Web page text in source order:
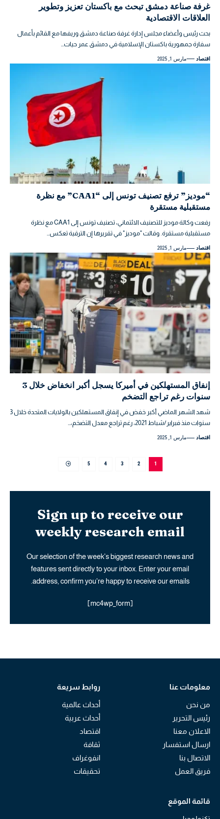
Sign up to receive our
weekly research email
Our selection of the week's biggest research news and
features sent directly to your inbox. Enter your email
address, confirm you're happy to receive our emails.
[mc4wp_form]
غرفة صناعة دمشق تبحث مع باكستان تعزيز وتطوير
العلاقات الاقتصادية
بحث رئيس وأعضاء مجلس إدارة غرفة صناعة دمشق وريفها مع القائم ‏بأعمال
سفارة جمهورية باكستان الإسلامية في ‏دمشق عمر حيات…
اقتصاد مارس 1, 2025
“موديز” ترفع تصنيف تونس إلى “CAA1” مع نظرة
مستقبلية مستقرة
رفعت وكالة موديز للتصنيف الائتماني، تصنيف تونس إلى CAA1 مع نظرة
مستقبلية مستقرة. وقالت "موديز" في تقريرها إن الترقية تعكس…
اقتصاد مارس 1, 2025
إنفاق المستهلكين في أميركا يسجل أكبر انخفاض خلال 3
سنوات رغم تراجع التضخم
شهد الشهر الماضي أكبر خفض في إنفاق المستهلكين بالولايات المتحدة خلال 3
سنوات منذ فبراير/شباط 2021، رغم تراجع معدل التضخم،…
اقتصاد مارس 1, 2025
1
2
3
4
5
معلومات عنا
من نحن
رئيس التحرير
الاعلان معنا
ارسال استفسار
الاتصال بنا
فريق العمل
روابط سريعة
أحداث عالمية
أحداث عربية
اقتصاد
ثقافة
انفوغراف
تحقيقات
قائمة الموقع